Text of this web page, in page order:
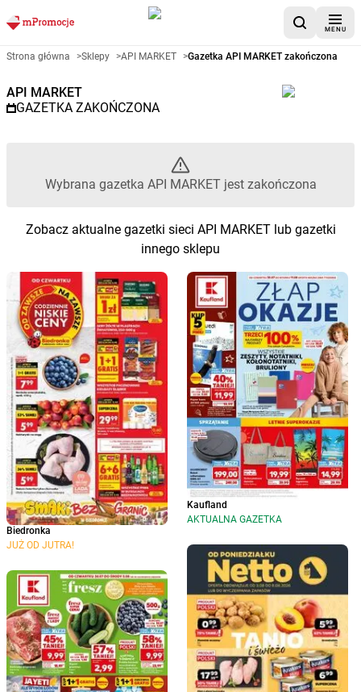
MENU
Gazetka promocyjna API
Strona główna >Sklepy >API MARKET >Gazetka API MARKET zakończona
API MARKET
GAZETKA ZAKOŃCZONA
Wybrana gazetka API MARKET jest zakończona
Zobacz aktualne gazetki sieci API MARKET lub gazetki
innego sklepu
Biedronka
JUŻ OD JUTRA!
Kaufland
AKTUALNA GAZETKA